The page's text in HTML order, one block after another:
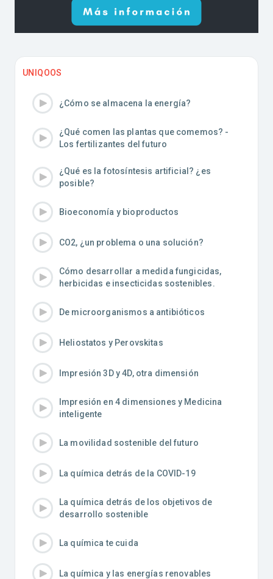
UNIQOOS
¿Cómo se almacena la energía?
¿Qué comen las plantas que comemos? -
Los fertilizantes del futuro
¿Qué es la fotosíntesis artificial? ¿es
posible?
Bioeconomía y bioproductos
CO2, ¿un problema o una solución?
Cómo desarrollar a medida fungicidas,
herbicidas e insecticidas sostenibles.
De microorganismos a antibióticos
Heliostatos y Perovskitas
Impresión 3D y 4D, otra dimensión
Impresión en 4 dimensiones y Medicina
inteligente
La movilidad sostenible del futuro
La química detrás de la COVID-19
La química detrás de los objetivos de
desarrollo sostenible
La química te cuida
La química y las energías renovables